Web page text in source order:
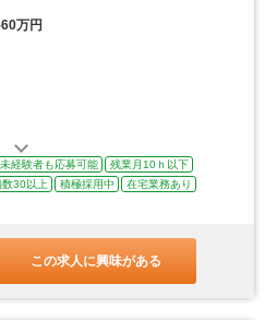
万円
未経験者も応募可能
残業月10ｈ以下
数30以上 積極採用中
在宅業務あり
この求人に興味がある